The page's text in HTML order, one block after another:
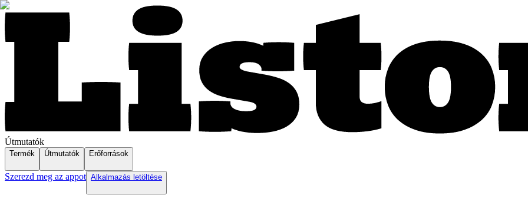
Útmutatók
Termék Útmutatók Erőforrások
Szerezd meg az appot Alkalmazás letöltése